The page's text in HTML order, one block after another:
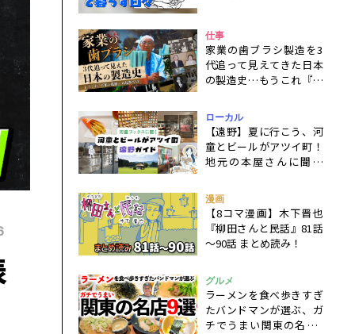
仕事
家業の歯ブラシ製造を3
代追って見えてきた日本
の製造史…もうこれ『百
ローカル
【遠野】夏に行こう、河
童とビールがアツイ町！
地元の本屋さんに聞く
行ガイド
漫画
【8コマ漫画】木下晋也
『柳田さんと民話』81話
～90話 まとめ読み！
グルメ
ラーメンを食べ歩きすぎ
たバンドマンが選ぶ、ガ
チでうまい関東の名店9